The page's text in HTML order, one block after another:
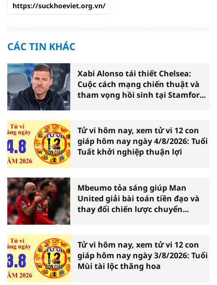
https://suckhoeviet.org.vn/
CÁC TIN KHÁC
Xabi Alonso tái thiết Chelsea:
Cuộc cách mạng chiến thuật và
tham vọng hồi sinh tại Stamford
Tử vi hôm nay, xem tử vi 12 con
giáp hôm nay ngày 4/8/2026: Tuổi
Tuất khởi nghiệp thuận lợi
Mbeumo tỏa sáng giúp Man
United giải bài toán tiền đạo và
thay đổi chiến lược chuyển
Tử vi hôm nay, xem tử vi 12 con
giáp hôm nay ngày 3/8/2026: Tuổi
Mùi tài lộc thăng hoa